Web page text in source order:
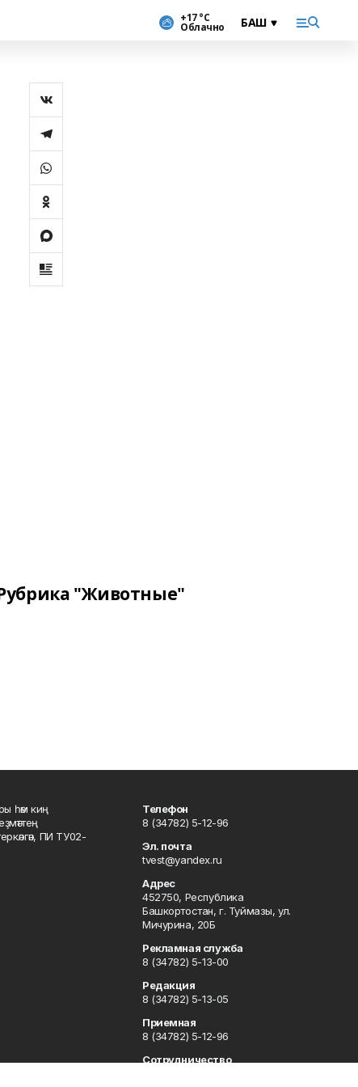
+17 °С
Облачно
"Животные"
һәм киң
ПИ ТУ02-
Телефон
8 (34782) 5-12-96
Эл. почта
tvest@yandex.ru
Адрес
452750, Республика
Башкортостан, г. Туймазы, ул.
Мичурина, 20Б
Рекламная служба
8 (34782) 5-13-00
Редакция
8 (34782) 5-13-05
Приемная
8 (34782) 5-12-96
Сотрудничество